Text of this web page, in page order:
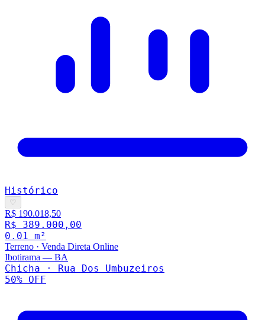
Histórico
♡
R$ 190.018,50
R$ 389.000,00
0.01 m²
Terreno · Venda Direta Online
Ibotirama — BA
Chicha · Rua Dos Umbuzeiros
50% OFF